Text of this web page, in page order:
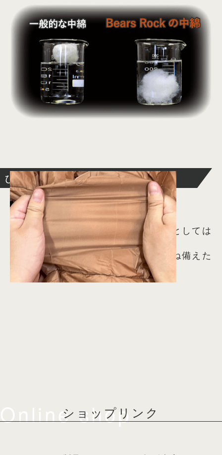
ひっぱりに強い表面生地
柔らかくも強度のある表面生地
表面生地には、寝袋に使われる生地としては
上質なポリエステルを採用。
ひっぱりにも強く、やわらかさを兼ね備えた
グレードの高い生地です。
Online shop
ショップリンク